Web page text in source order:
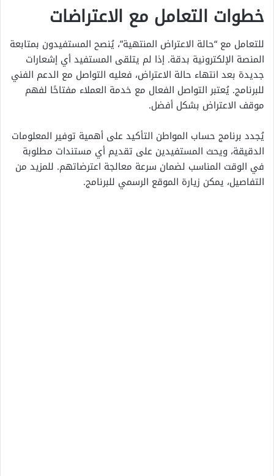
خطوات التعامل مع الاعتراضات
للتعامل مع “حالة الاعتراض المنتهية”، يُنصح المستفيدون بمتابعة
المنصة الإلكترونية بدقة. إذا لم يتلقى المستفيد أي إشعارات
جديدة بعد انتهاء حالة الاعتراض، فعليه التواصل مع الدعم الفني
للبرنامج. يُعتبر التواصل الفعال مع خدمة العملاء مفتاحًا لفهم
موقف الاعتراض بشكل أفضل.
يُجدد برنامج حساب المواطن التأكيد على أهمية توفير المعلومات
الدقيقة، ويحث المستفيدين على تقديم أي مستندات مطلوبة
في الوقت المناسب لضمان سرعة معالجة اعترضاتهم. للمزيد من
التفاصيل، يمكن زيارة الموقع الرسمي للبرنامج.